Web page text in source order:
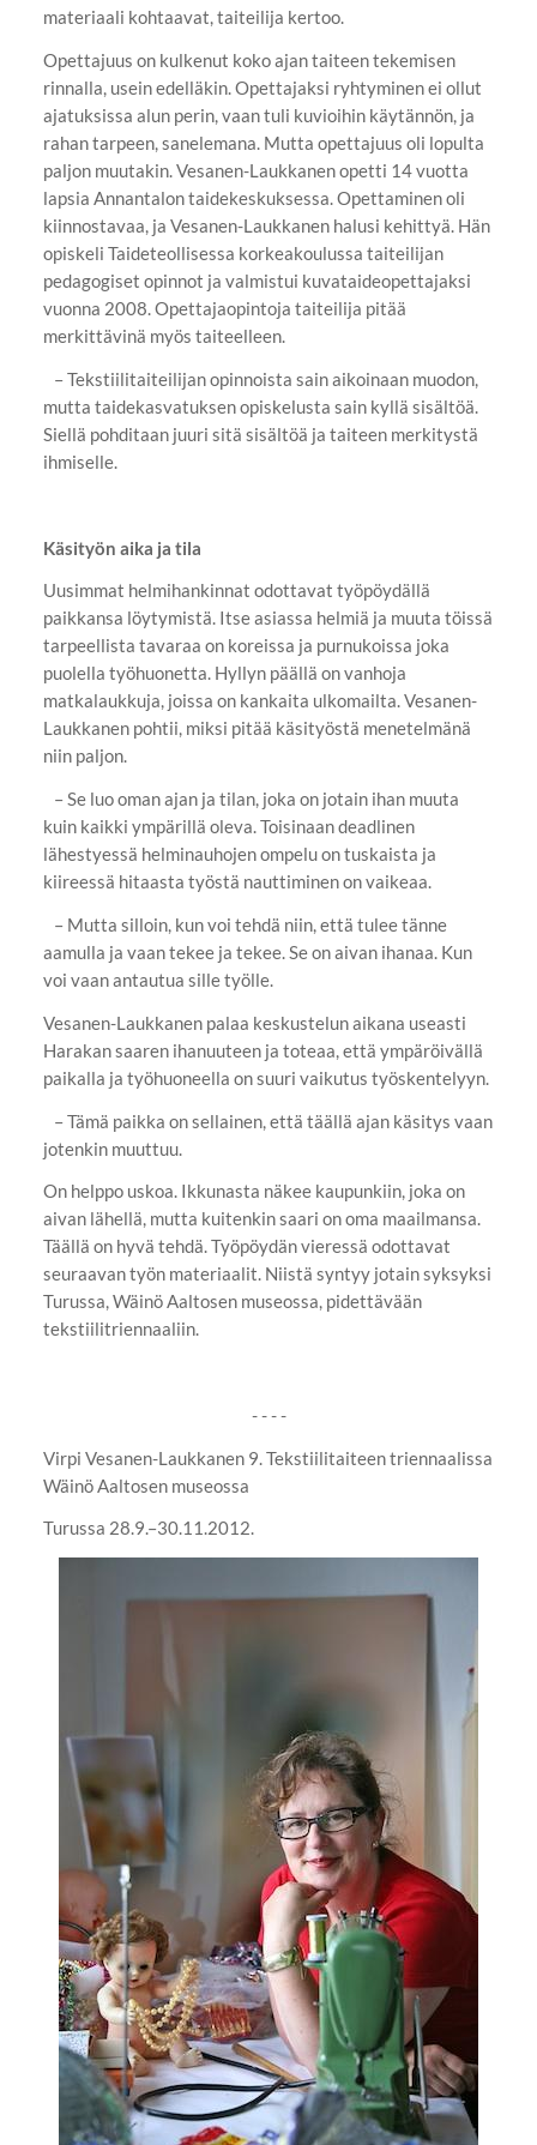
materiaali kohtaavat, taiteilija kertoo.
Opettajuus on kulkenut koko ajan taiteen tekemisen
rinnalla, usein edelläkin. Opettajaksi ryhtyminen ei ollut
ajatuksissa alun perin, vaan tuli kuvioihin käytännön, ja
rahan tarpeen, sanelemana. Mutta opettajuus oli lopulta
paljon muutakin. Vesanen-Laukkanen opetti 14 vuotta
lapsia Annantalon taidekeskuksessa. Opettaminen oli
kiinnostavaa, ja Vesanen-Laukkanen halusi kehittyä. Hän
opiskeli Taideteollisessa korkeakoulussa taiteilijan
pedagogiset opinnot ja valmistui kuvataideopettajaksi
vuonna 2008. Opettajaopintoja taiteilija pitää
merkittävinä myös taiteelleen.
– Tekstiilitaiteilijan opinnoista sain aikoinaan muodon,
mutta taidekasvatuksen opiskelusta sain kyllä sisältöä.
Siellä pohditaan juuri sitä sisältöä ja taiteen merkitystä
ihmiselle.
Käsityön aika ja tila
Uusimmat helmihankinnat odottavat työpöydällä
paikkansa löytymistä. Itse asiassa helmiä ja muuta töissä
tarpeellista tavaraa on koreissa ja purnukoissa joka
puolella työhuonetta. Hyllyn päällä on vanhoja
matkalaukkuja, joissa on kankaita ulkomailta. Vesanen-
Laukkanen pohtii, miksi pitää käsityöstä menetelmänä
niin paljon.
– Se luo oman ajan ja tilan, joka on jotain ihan muuta
kuin kaikki ympärillä oleva. Toisinaan deadlinen
lähestyessä helminauhojen ompelu on tuskaista ja
kiireessä hitaasta työstä nauttiminen on vaikeaa.
– Mutta silloin, kun voi tehdä niin, että tulee tänne
aamulla ja vaan tekee ja tekee. Se on aivan ihanaa. Kun
voi vaan antautua sille työlle.
Vesanen-Laukkanen palaa keskustelun aikana useasti
Harakan saaren ihanuuteen ja toteaa, että ympäröivällä
paikalla ja työhuoneella on suuri vaikutus työskentelyyn.
– Tämä paikka on sellainen, että täällä ajan käsitys vaan
jotenkin muuttuu.
On helppo uskoa. Ikkunasta näkee kaupunkiin, joka on
aivan lähellä, mutta kuitenkin saari on oma maailmansa.
Täällä on hyvä tehdä. Työpöydän vieressä odottavat
seuraavan työn materiaalit. Niistä syntyy jotain syksyksi
Turussa, Wäinö Aaltosen museossa, pidettävään
tekstiilitriennaaliin.
- - - -
Virpi Vesanen-Laukkanen 9. Tekstiilitaiteen triennaalissa
Wäinö Aaltosen museossa
Turussa 28.9.–30.11.2012.